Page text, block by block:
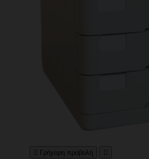
 Γρήγορη προβολή 